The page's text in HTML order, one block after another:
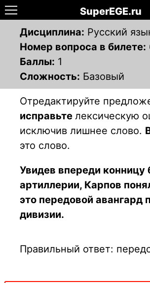
SuperEGE.ru
Дисциплина: Русский
Номер вопроса в билете:
Баллы: 1
Сложность: Базовый
Отредактируйте
исправьте лексическую
исключив лишнее слово.
это слово.
Увидев впереди конницу
артиллерии, Карпов
это передовой авангард
дивизии.
Правильный ответ: